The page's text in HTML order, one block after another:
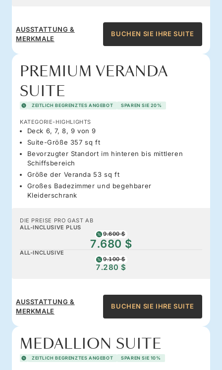
AUSSTATTUNG &
MERKMALE
BUCHEN SIE IHRE SUITE
PREMIUM VERANDA
SUITE
ZEITLICH BEGRENZTES ANGEBOT SPAREN SIE 20%
KATEGORIE-HIGHLIGHTS
Deck 6, 7, 8, 9 von 9
Suite-Größe 357 sq ft
Bevorzugter Standort im hinteren bis mittleren
Schiffsbereich
Größe der Veranda 53 sq ft
Großes Badezimmer und begehbarer
Kleiderschrank
DIE PREISE PRO GAST AB
ALL-INCLUSIVE PLUS
9.600 $
7.680 $
ALL-INCLUSIVE
9.100 $
7.280 $
AUSSTATTUNG &
MERKMALE
BUCHEN SIE IHRE SUITE
MEDALLION SUITE
ZEITLICH BEGRENZTES ANGEBOT SPAREN SIE 10%